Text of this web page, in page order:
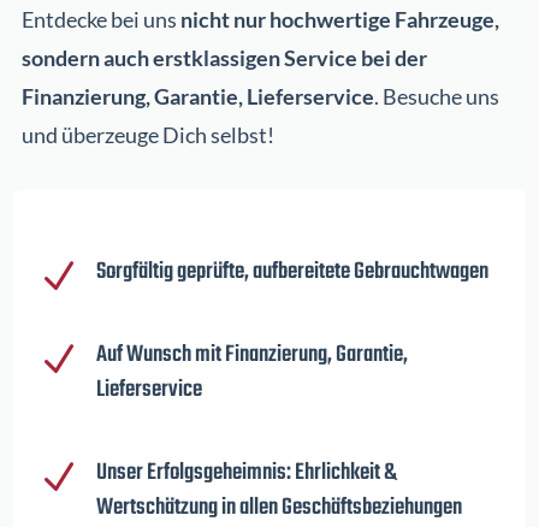
Entdecke bei uns nicht nur hochwertige Fahrzeuge,
sondern auch erstklassigen Service bei der
Finanzierung, Garantie, Lieferservice. Besuche uns
und überzeuge Dich selbst!
N Sorgfältig geprüfte, aufbereitete Gebrauchtwagen
N
Auf Wunsch mit Finanzierung, Garantie,
Lieferservice
N
Unser Erfolgsgeheimnis: Ehrlichkeit &
Wertschätzung in allen Geschäftsbeziehungen